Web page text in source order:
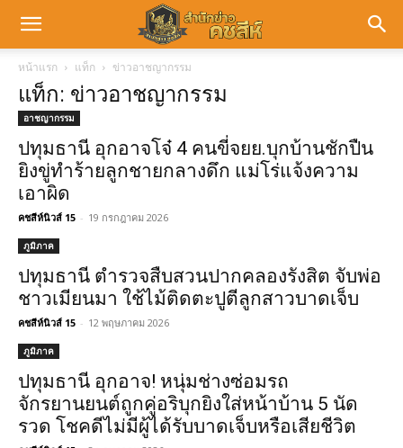
หน้าแรก แท็ก ข่าวอาชญากรรม
แท็ก: ข่าวอาชญากรรม
อาชญากรรม
ปทุมธานี อุกอาจโจ๋ 4 คนขี่จยย.บุกบ้านชักปืน
ยิงขู่ทำร้ายลูกชายกลางดึก แม่โร่แจ้งความ
เอาผิด
คชสีห์นิวส์ 15 - 19 กรกฎาคม 2026
ภูมิภาค
ปทุมธานี ตำรวจสืบสวนปากคลองรังสิต จับพ่อ
ชาวเมียนมา ใช้ไม้ติดตะปูตีลูกสาวบาดเจ็บ
คชสีห์นิวส์ 15 - 12 พฤษภาคม 2026
ภูมิภาค
ปทุมธานี อุกอาจ! หนุ่มช่างซ่อมรถ
จักรยานยนต์ถูกคู่อริบุกยิงใส่หน้าบ้าน 5 นัด
รวด โชคดีไม่มีผู้ได้รับบาดเจ็บหรือเสียชีวิต